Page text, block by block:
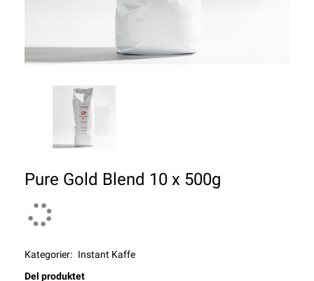
Pure Gold Blend 10 x 500g
Kategorier: Instant Kaffe
Del produktet